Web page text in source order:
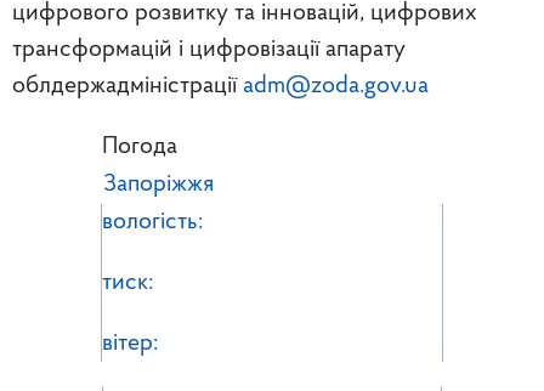
цифрового розвитку та інновацій, цифрових
трансформацій і цифровізації апарату
облдержадміністрації adm@zoda.gov.ua
Погода
Запоріжжя
вологість:
тиск:
вітер: